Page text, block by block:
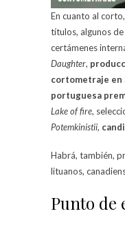
En cuanto al
títulos, algunos
certámenes
Daughter,
cortometraje en
portuguesa
Lake of fire,
Potemkinistii,
Habrá, también,
lituanos,
Punto de